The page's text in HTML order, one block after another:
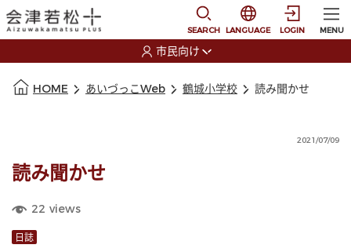
SEARCH
選択すると言語の切
LANGUAGE LOGIN MENU
市民向け
HOME あいづっこWeb 鶴城小学校 読み聞かせ
2021/07/09
読み聞かせ
22 views
日誌